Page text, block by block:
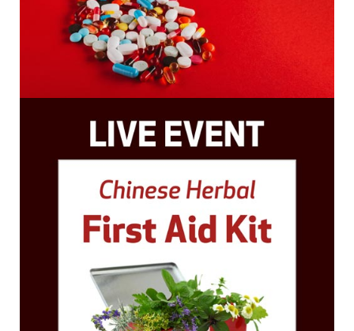
se você tiver participado integralmente. Se você
perdeu parte do evento, non-live CEUs poderão ser
disponibilizados, mas não há garantias. Favor
verificar a descrição do curso e ver se este evento
oferece non-live CEUs.
número será geralmente menor do que live CEUs,
completar os requisitos dos non-live CEUs. Neste
período, você deverá assistir o treinamento e
completar quaisquer documentos necessários para
obter seu certificado. Você também deverá
imprimir e salvar seu certificado para seus próprios